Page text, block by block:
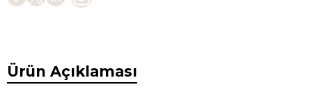
Ürün Açıklaması